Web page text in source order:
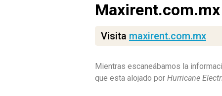
Maxirent.com.mx
Visita maxirent.com.mx
Mientras escaneábamos la
que esta alojado por Hurricane